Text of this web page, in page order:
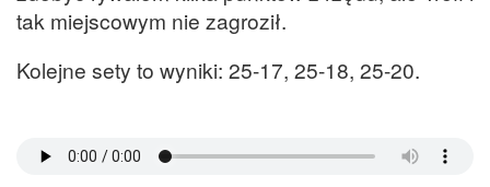
tak miejscowym nie zagroził.
Kolejne sety to wyniki: 25-17, 25-18, 25-20.